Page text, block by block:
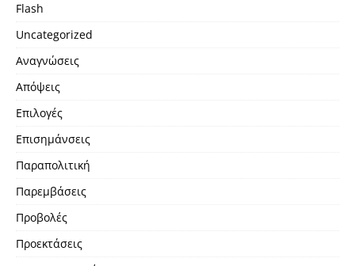
Flash
Uncategorized
Αναγνώσεις
Απόψεις
Επιλογές
Επισημάνσεις
Παραπολιτική
Παρεμβάσεις
Προβολές
Προεκτάσεις